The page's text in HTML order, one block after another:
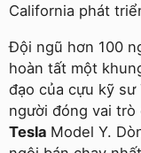
California phát
Đội ngũ hơn 100
hoàn tất một
đạo của cựu kỹ sư
người đóng vai
Tesla Model Y.